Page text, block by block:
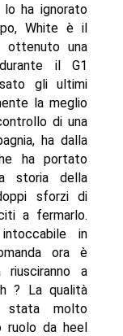
lo ha ignorato
White è il
ottenuto una
il G1
gli ultimi
la meglio
di una
ha dalla
ha portato
storia della
sforzi di
a fermarlo.
in
ora è
a
? La qualità
molto
ruolo da heel